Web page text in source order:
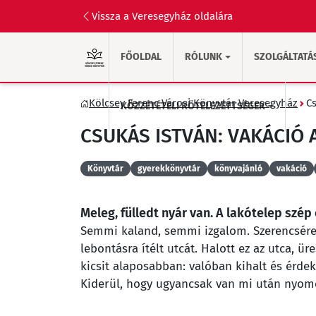
Vissza a Veresegyház oldalára
FŐOLDAL RÓLUNK
KÖZZÉTÉTELI KÖTELEZETTSÉGEK
Kölcsey Ferenc Városi Könyvtár Veresegyház
CSUKÁS ISTVÁN: VAKÁCIÓ
Könyvtár gyerekkönyvtár könyvajánló vakáció
Meleg, fülledt nyár van. A lakótelep
Semmi kaland, semmi izgalom.
lebontásra ítélt utcát. Halott ez az utca,
kicsit alaposabban: valóban kihalt és
Kiderül, hogy ugyancsak van mi után